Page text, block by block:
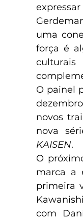
uma
força é
O painel
novos
nova
KAISEN.
O
marca a
primeira
com